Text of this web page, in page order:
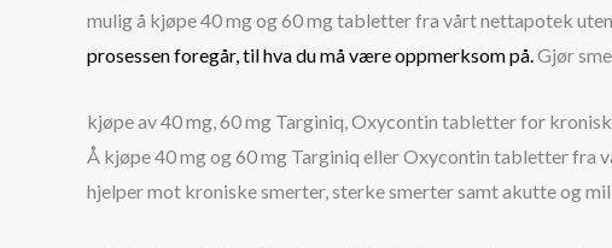
mulig å kjøpe 40 mg og 60 mg tabletter fra vårt nettapotek
prosessen foregår, til hva du må være oppmerksom på.Gjør
kjøpe av 40 mg, 60 mg Targiniq, Oxycontin tabletter for
Å kjøpe 40 mg og 60 mg Targiniq eller Oxycontin tabletter fra
hjelper mot kroniske smerter, sterke smerter samt akutte og